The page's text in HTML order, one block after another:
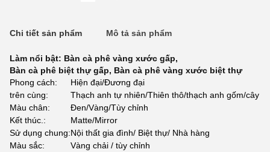
Chi tiết sản phẩm Mô tả sản phẩm
Làm nổi bật: Bàn cà phê vàng xước gấp,
Bàn cà phê biệt thự gấp, Bàn cà phê vàng xước biệt thự
Phong cách:
Hiện đại/Đương đại
trên cùng:
Thạch anh tự nhiên/Thiên thô/thạch anh gốm/cây
Màu chân:
Đen/Vàng/Tùy chỉnh
Kết thúc.:
Matte/Mirror
Sử dụng chung:Nội thất gia đình/ Biệt thự/ Nhà hàng
Màu sắc:
Vàng chải / tùy chỉnh